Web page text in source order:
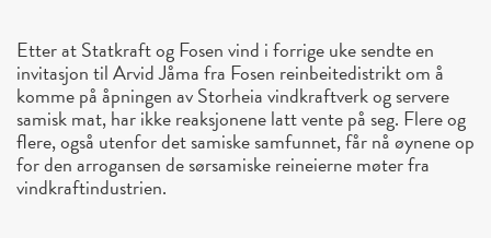
Etter at Statkraft og Fosen vind i forrige uke sendte en
invitasjon til Arvid Jåma fra Fosen reinbeitedistrikt om å
komme på åpningen av Storheia vindkraftverk og servere
samisk mat, har ikke reaksjonene latt vente på seg. Flere og
flere, også utenfor det samiske samfunnet, får nå øynene op
for den arrogansen de sørsamiske reineierne møter fra
vindkraftindustrien.